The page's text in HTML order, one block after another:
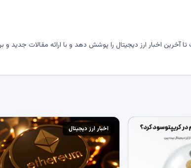
اخبار ارز دیجیتال را پوشش دهد و با ارائه مقالات جدید و
اخبار ارز دیجیتال